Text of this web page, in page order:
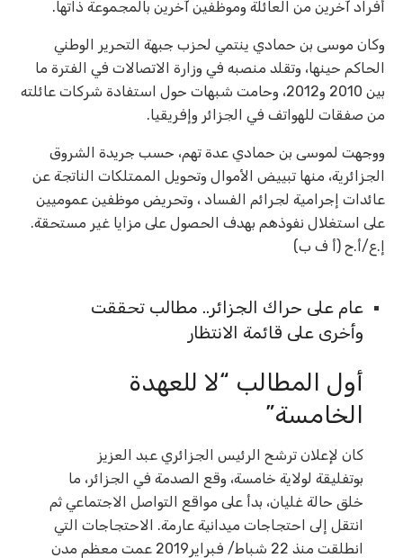
أفراد آخرين من العائلة وموظفين آخرين بالمجموعة ذاتها.
وكان موسى بن حمادي ينتمي لحزب جبهة التحرير الوطني
الحاكم حينها، وتقلد منصبه في وزارة الاتصالات في الفترة ما
بين 2010 و2012، وحامت شبهات حول استفادة شركات عائلته
من صفقات للهواتف في الجزائر وإفريقيا.
ووجهت لموسى بن حمادي عدة تهم، حسب جريدة الشروق
الجزائرية، منها تبييض الأموال وتحويل الممتلكات الناتجة عن
عائدات إجرامية لجرائم الفساد ، وتحريض موظفين عموميين
على استغلال نفوذهم بهدف الحصول على مزايا غير مستحقة.
إ.ع/أ.ح (أ ف ب)
عام على حراك الجزائر.. مطالب تحققت
وأخرى على قائمة الانتظار
أول المطالب “لا للعهدة
الخامسة”
كان لإعلان ترشح الرئيس الجزائري عبد العزيز
بوتفليقة لولاية خامسة، وقع الصدمة في الجزائر، ما
خلق حالة غليان، بدأ على مواقع التواصل الاجتماعي ثم
انتقل إلى احتجاجات ميدانية عارمة. الاحتجاجات التي
انطلقت منذ 22 شباط/ فبراير2019 عمت معظم مدن